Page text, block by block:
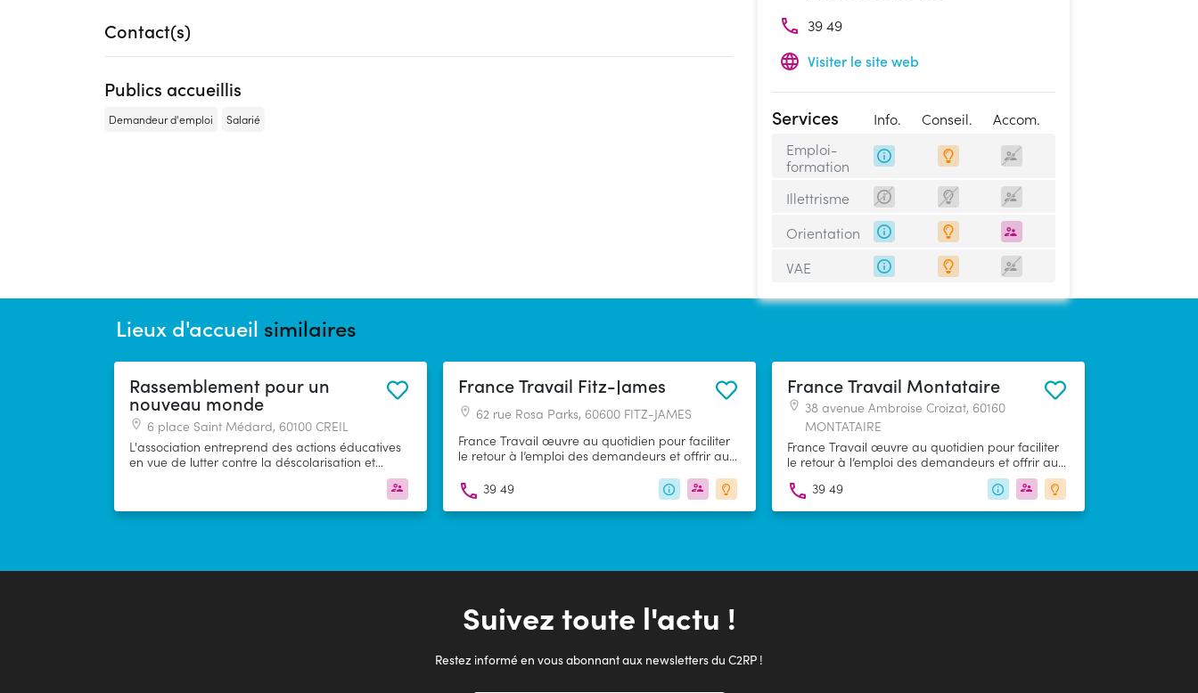
39 49
Visiter le site web
Services Info. Conseil.
Accom.
Emploi-
formation
Illettrisme
Orientation
VAE
Contact(s)
Publics accueillis
Demandeur d'emploi Salarié
Lieux d'accueil similaires
Rassemblement pour un
nouveau monde
6 place Saint Médard, 60100 CREIL
L'association entreprend des actions éducatives
en vue de lutter contre la déscolarisation et
l’illettrisme numérique, notamment des jeunes et
plus particulièrement ceux issus de l’immigration.
Elle met en place des programmes sociaux de
lecture, calcul...).
France Travail Fitz-James
62 rue Rosa Parks, 60600 FITZ-JAMES
France Travail œuvre au quotidien pour faciliter
le retour à l’emploi des demandeurs et offrir aux
besoins de recrutement.
39 49
France Travail Montataire
38 avenue Ambroise Croizat, 60160
MONTATAIRE
France Travail œuvre au quotidien pour faciliter
le retour à l’emploi des demandeurs et offrir aux
entreprises des réponses adaptées à leurs
besoins de recrutement.
39 49
Suivez toute l'actu !
Restez informé en vous abonnant aux newsletters du C2RP !